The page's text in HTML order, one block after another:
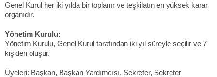
Genel Kurul her iki yılda bir toplanır ve teşkilatın en yüksek karar
organıdır.
Yönetim Kurulu:
Yönetim Kurulu, Genel Kurul tarafından iki yıl süreyle seçilir ve 7
kişiden oluşur.
Üyeleri: Başkan, Başkan Yardımcısı, Sekreter, Sekreter